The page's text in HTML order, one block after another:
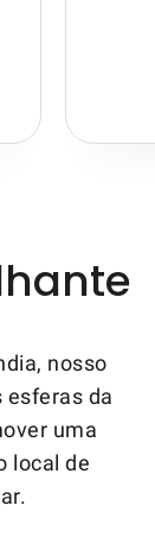
nosso
esferas da
uma
local de